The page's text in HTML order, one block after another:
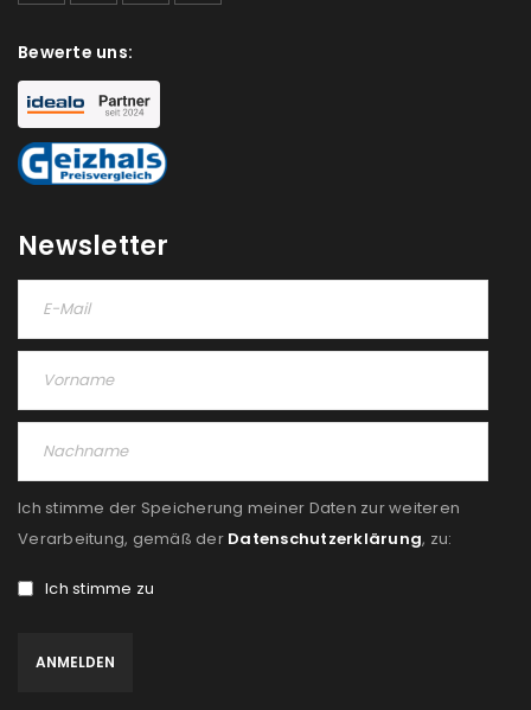
Please select all the ways you would like to hear from
us
akzeptiere die
Bewerte uns:
Newsletter
Ich stimme der Speicherung meiner Daten zur weiteren
Verarbeitung, gemäß der Datenschutzerklärung, zu:
Ich stimme zu